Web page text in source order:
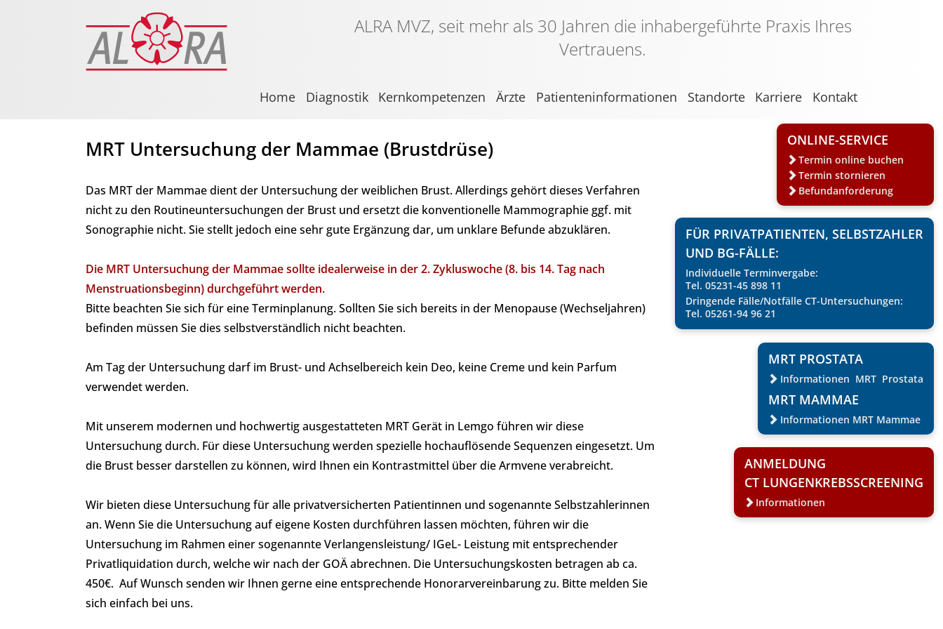
ALRA MVZ, seit mehr als 30 Jahren die inhabergeführte Praxis Ihres
Vertrauens.
Home Diagnostik Kernkompetenzen Ärzte Patienteninformationen Standorte Karriere Kontakt
MRT Untersuchung der Mammae (Brustdrüse)
Das MRT der Mammae dient der Untersuchung der weiblichen Brust. Allerdings gehört dieses Verfahren
nicht zu den Routineuntersuchungen der Brust und ersetzt die konventionelle Mammographie ggf. mit
Sonographie nicht. Sie stellt jedoch eine sehr gute Ergänzung dar, um unklare Befunde abzuklären.
Die MRT Untersuchung der Mammae sollte idealerweise in der 2. Zykluswoche (8. bis 14. Tag nach
Menstruationsbeginn) durchgeführt werden.
Bitte beachten Sie sich für eine Terminplanung. Sollten Sie sich bereits in der Menopause (Wechseljahren)
befinden müssen Sie dies selbstverständlich nicht beachten.
Am Tag der Untersuchung darf im Brust- und Achselbereich kein Deo, keine Creme und kein Parfum
verwendet werden.
Mit unserem modernen und hochwertig ausgestatteten MRT Gerät in Lemgo führen wir diese
Untersuchung durch. Für diese Untersuchung werden spezielle hochauflösende Sequenzen eingesetzt. Um
die Brust besser darstellen zu können, wird Ihnen ein Kontrastmittel über die Armvene verabreicht.
Wir bieten diese Untersuchung für alle privatversicherten Patientinnen und sogenannte Selbstzahlerinnen
an. Wenn Sie die Untersuchung auf eigene Kosten durchführen lassen möchten, führen wir die
Untersuchung im Rahmen einer sogenannte Verlangensleistung/ IGeL- Leistung mit entsprechender
Privatliquidation durch, welche wir nach der GOÄ abrechnen. Die Untersuchungskosten betragen ab ca.
450€. Auf Wunsch senden wir Ihnen gerne eine entsprechende Honorarvereinbarung zu. Bitte melden Sie
sich einfach bei uns.
ONLINE-SERVICE
Termin online buchen
Termin stornieren
Befundanforderung
FÜR PRIVATPATIENTEN, SELBSTZAHLER
UND BG-FÄLLE:
Individuelle Terminvergabe:
Tel. 05231-45 898 11
Dringende Fälle/Notfälle CT-Untersuchungen:
Tel. 05261-94 96 21
MRT PROSTATA
Informationen MRT Prostata
MRT MAMMAE
Informationen MRT Mammae
ANMELDUNG
CT LUNGENKREBSSCREENING
Informationen